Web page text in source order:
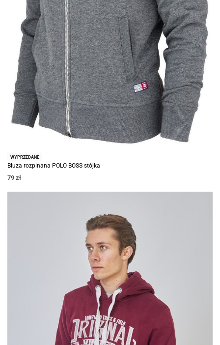
WYPRZEDANE
Bluza rozpinana POLO BOSS stójka
79 zł